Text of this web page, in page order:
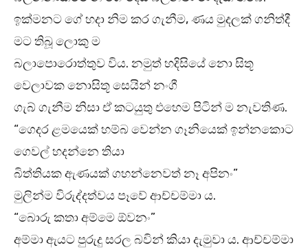
ඉක්මනට ගේ හදා නිම කර ගැනීම, ණය මුදලක් ගනිත්දී
මට තිබූ ලොකු ම
බලාපොරොත්තුව විය. නමුත් හදිසියේ නො සිතූ
වෙලාවක නොසිතූ සෙයින් නංගී
ගැබ් ගැනීම නිසා ඒ කටයුතු එහෙම පිටින් ම නැවතිණ.
“ගෙදර ළමයෙක් හම්බ වෙන්න ගෑනියෙක් ඉන්නකොට
ගෙවල් හදන්නෙ තියා
බිත්තියක ඇණයක් ගහන්නෙවත් නෑ අපිනං”
මුලින්ම විරුද්දත්වය පෑවේ ආච්චම්මා ය.
“බොරු කතා අම්මෙ ඕවනං”
අම්මා ඇයට පුරුදු සරල බවින් කියා දැමුවා ය. ආච්චම්මා